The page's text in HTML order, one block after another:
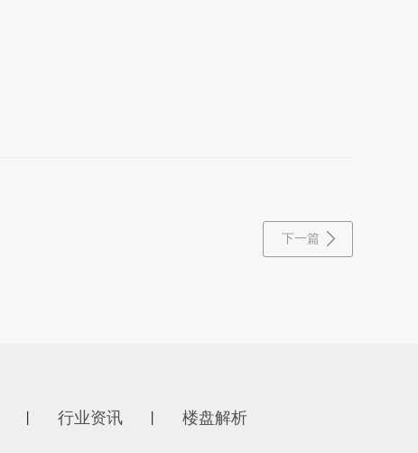
下一篇
行业资讯 楼盘解析